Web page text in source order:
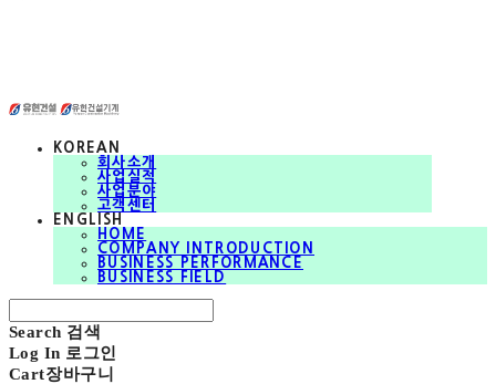
KOREAN
회사소개
사업실적
사업분야
고객센터
ENGLISH
HOME
COMPANY INTRODUCTION
BUSINESS PERFORMANCE
BUSINESS FIELD
Search 검색
Log In 로그인
Cart장바구니